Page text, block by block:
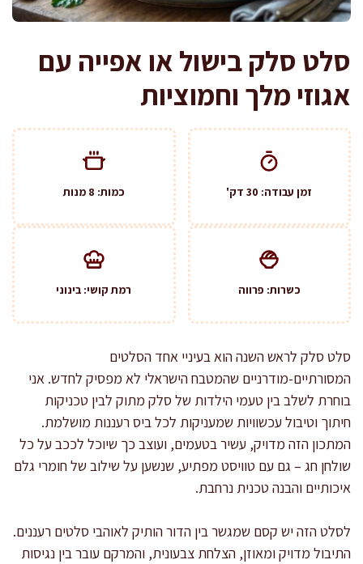
סלט סלק בישול או אפייה עם
אגוזי מלך וחמוציות
זמן עבודה: 30 דק' כמות: 8 מנות
כשרות: פרווה רמת קושי: בינוני
סלט סלק לראש השנה הוא בעיניי אחד הסלטים
המסורתיים-מודרניים שהמטבח הישראלי לא מפסיק לחדש. אני
בוחרת לשלב בין טעמי הילדות של סלק מתוק לבין טכניקות
חיתוך וטיבול עכשוויות שמעניקות לכל ביס רעננות מושלמת.
המתכון הזה מדויק, עשיר בטעמים, ועוצב כך שיוכל לככב על כל
שולחן חג – גם עם טוויסט מפתיע, שנשען על שילוב של חומרי גלם
איכותיים והבנה טכנית נרחבת.
לסלט הזה יש קסם שמגשר בין הדור הותיק לאוהבי סלטים רעננים.
התיבול מדויק ומאוזן, הצלחת צבעונית, והמרקם עובר בין נגיסות